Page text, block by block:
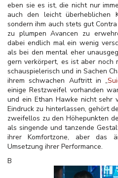
eben sie es ist, die nicht nur
auch den leicht überheblichen
sondern ihm auch stets gut
zu plumpen Avancen zu
dabei endlich mal ein wenig
als bei den mental eher
gern verkörpert, es ist aber noch
schauspielerisch und in Sachen
ihrem schwachen Auftritt in „
einige Restzweifel vorhanden
und ein Ethan Hawke nicht sehr
Eindruck zu hinterlassen, gehört
zweifellos zu den Höhepunkten
als singende und tanzende
ihrer Komfortzone, aber das
Umsetzung ihrer Performance.
B